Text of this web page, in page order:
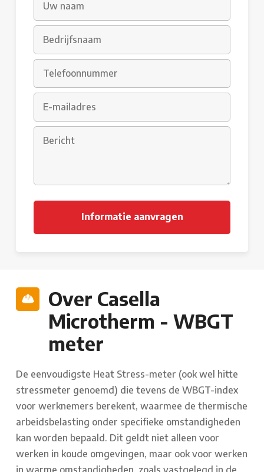
Over Casella
Microtherm - WBGT
meter
De eenvoudigste Heat Stress-meter (ook wel hitte
stressmeter genoemd) die tevens de WBGT-index
voor werknemers berekent, waarmee de thermische
arbeidsbelasting onder specifieke omstandigheden
kan worden bepaald. Dit geldt niet alleen voor
werken in koude omgevingen, maar ook voor werken
in warme omstandigheden, zoals vastgelegd in de